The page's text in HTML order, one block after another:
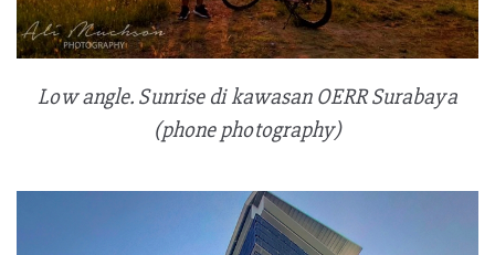
Low angle. Sunrise di kawasan OERR Surabaya
(phone photography)